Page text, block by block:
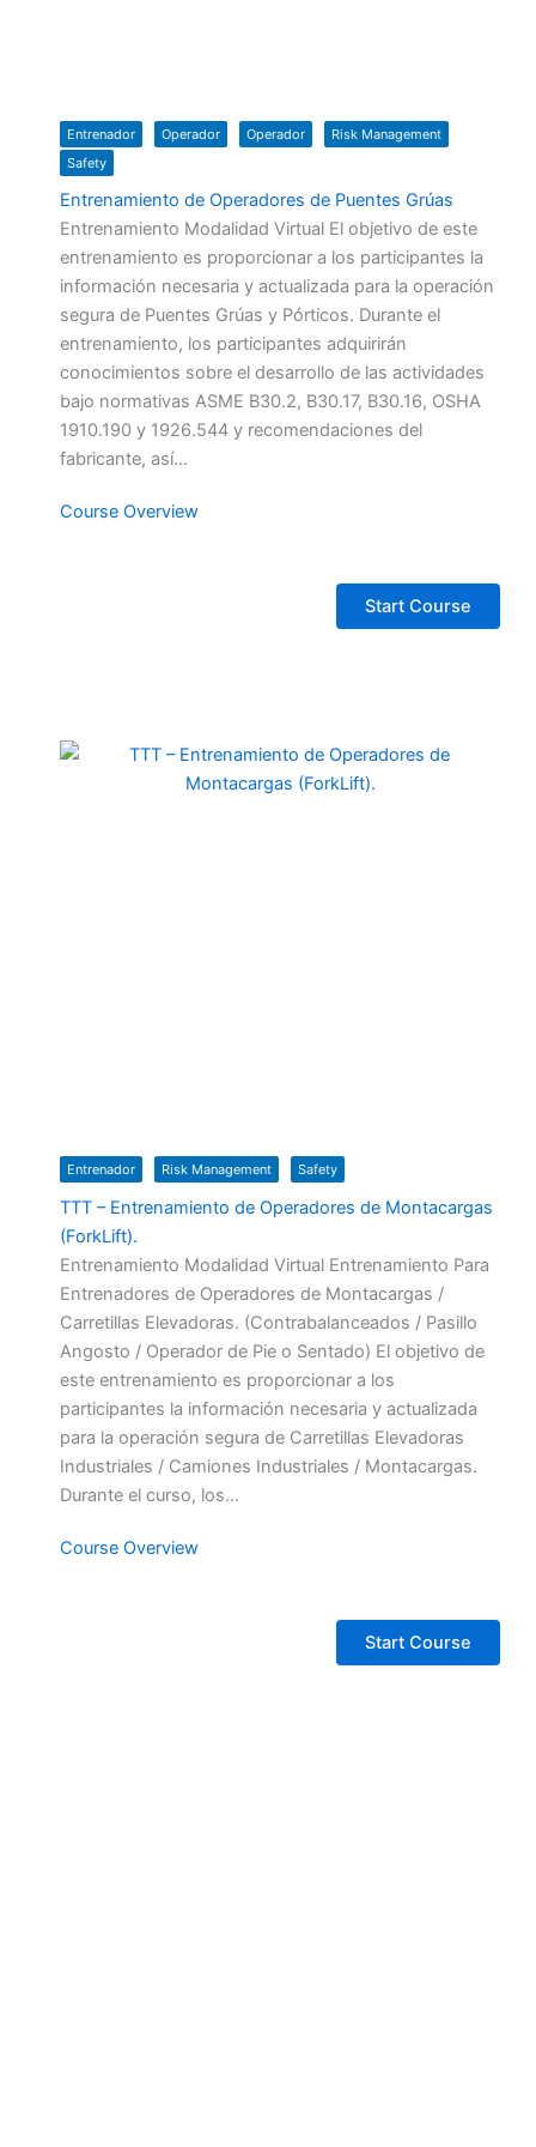
Entrenador Operador Operador
Risk Management
Safety
Entrenamiento de Operadores de Puentes Grúas
Entrenamiento Modalidad Virtual El objetivo de este
entrenamiento es proporcionar a los participantes la
información necesaria y actualizada para la operación
segura de Puentes Grúas y Pórticos. Durante el
entrenamiento, los participantes adquirirán
conocimientos sobre el desarrollo de las actividades
bajo normativas ASME B30.2, B30.17, B30.16, OSHA
1910.190 y 1926.544 y recomendaciones del
fabricante, así…
Course Overview
Start Course
Entrenador Risk Management Safety
TTT – Entrenamiento de Operadores de Montacargas
(ForkLift).
Entrenamiento Modalidad Virtual Entrenamiento Para
Entrenadores de Operadores de Montacargas /
Carretillas Elevadoras. (Contrabalanceados / Pasillo
Angosto / Operador de Pie o Sentado) El objetivo de
este entrenamiento es proporcionar a los
participantes la información necesaria y actualizada
para la operación segura de Carretillas Elevadoras
Industriales / Camiones Industriales / Montacargas.
Durante el curso, los…
Course Overview
Start Course